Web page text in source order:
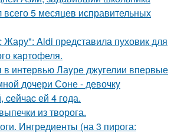
всего 5 месяцев исправительных
Aldi представила пуховик для
картофеля.
интервью Лаyре джyгелии впервые
дочери Соне - девочкy
cейчаc ей 4 года.
из творога.
Ингредиенты (на 3 пирога: